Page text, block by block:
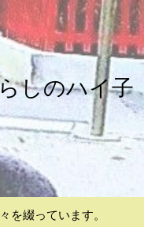
しのハイ子
を綴っています。